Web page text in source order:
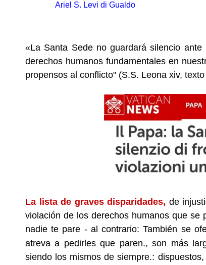
Ariel S. Levi di Gualdo
«La Santa Sede no guardará silencio
derechos humanos fundamentales en
propensos al conflicto" (S.S. Leona xiv, texto
La lista de graves disparidades, de
violación de los derechos humanos que
nadie te pare - al contrario: También se
atreva a pedirles que paren., son más
siendo los mismos de siempre.: